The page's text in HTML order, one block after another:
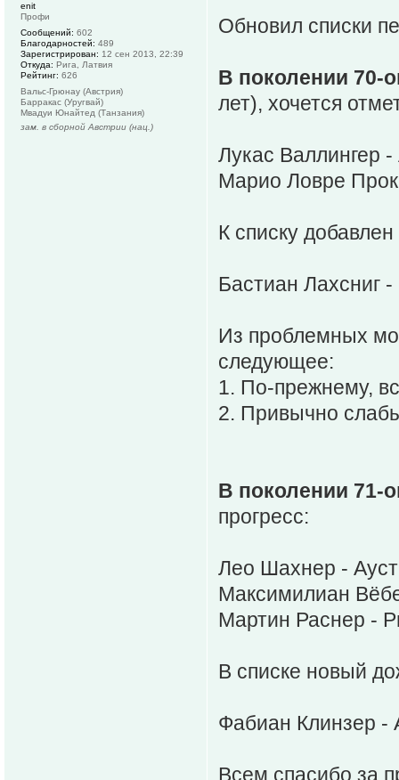
Обновил списки
В поколении 70-
лет), хочется
Лукас Валлингер
Марио Ловре
К списку
Бастиан Лахсниг
Из проблемных
следующее:
1. По-прежнему,
2. Привычно
В поколении 71-
прогресс:
Лео Шахнер -
Максимилиан
Мартин Раснер -
В списке новый
Фабиан Клинзер -
Всем спасибо за
enit
Профи
Сообщений: 602
Благодарностей: 489
Зарегистрирован: 12 сен 2013, 22:39
Откуда: Рига, Латвия
Рейтинг: 626
Вальс-Грюнау (Австрия)
Барракас (Уругвай)
Мвадуи Юнайтед (Танзания)
зам. в сборной Австрии (нац.)